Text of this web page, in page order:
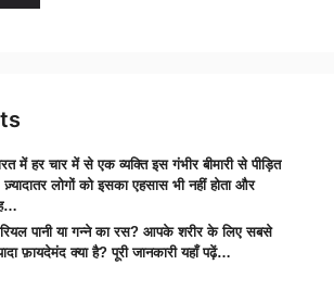
में हर चार में से एक व्यक्ति इस गंभीर बीमारी से पीड़ित
ज़्यादातर लोगों को इसका एहसास भी नहीं होता और
पानी या गन्ने का रस? आपके शरीर के लिए सबसे
फ़ायदेमंद क्या है? पूरी जानकारी यहाँ पढ़ें…